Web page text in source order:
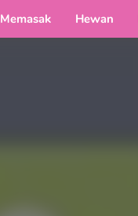
Memasak Hewan